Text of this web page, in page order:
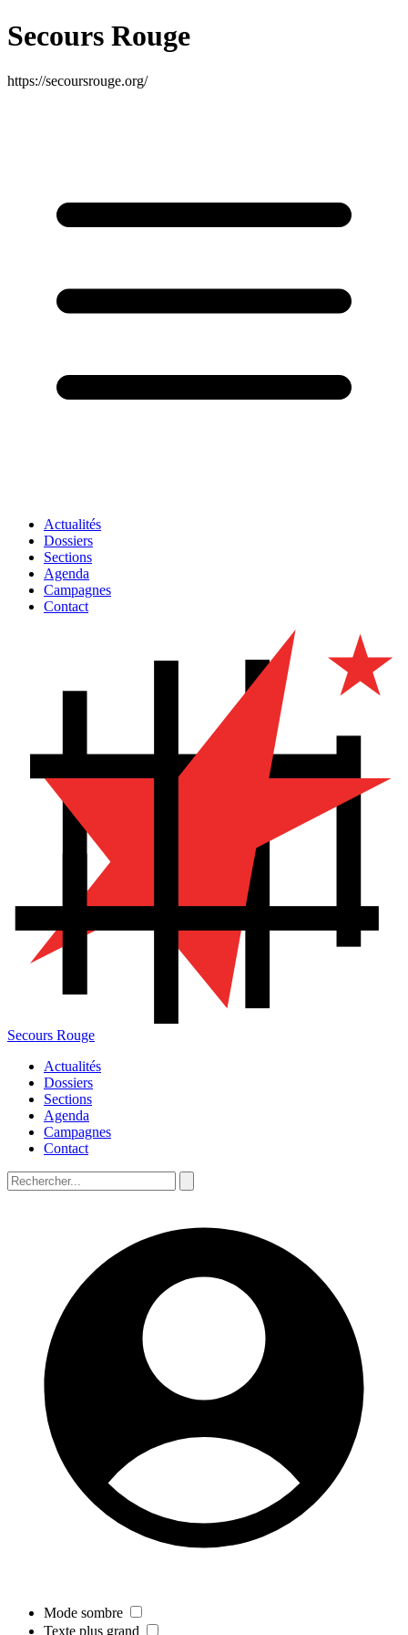
Secours Rouge
https://secoursrouge.org/
Actualités
Dossiers
Sections
Agenda
Campagnes
Contact
Secours Rouge
Actualités
Dossiers
Sections
Agenda
Campagnes
Contact
Mode sombre
Texte plus grand